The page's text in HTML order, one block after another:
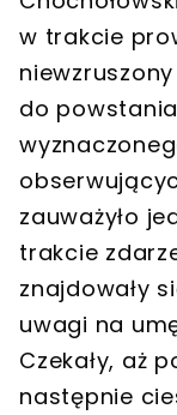
w trakcie
do
zauważyło
trakcie
znajdowały
uwagi na
Czekały, aż
następnie